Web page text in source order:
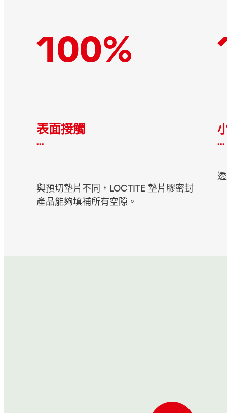
100%
表面接觸
...
與預切墊片不同，LOCTITE 墊片膠密封
產品能夠填補所有空隙。
...